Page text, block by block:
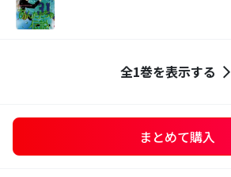
全1巻を表示する
まとめて購入